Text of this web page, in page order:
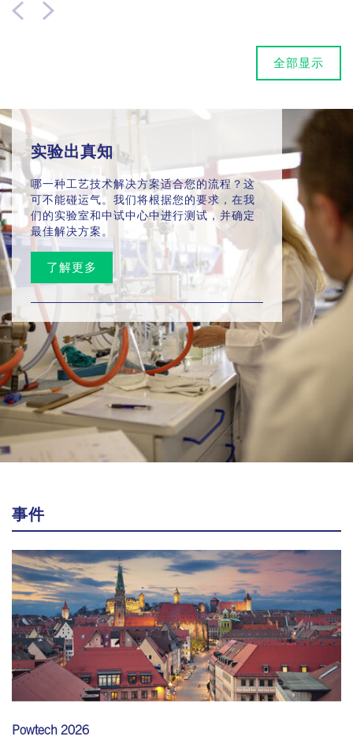
全部显示
实验出真知
哪一种工艺技术解决方案适合您的流程？这
可不能碰运气。我们将根据您的要求，在我
们的实验室和中试中心中进行测试，并确定
最佳解决方案。
了解更多
事件
Powtech 2026